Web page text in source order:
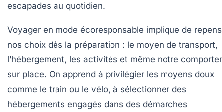
escapades au quotidien.
Voyager en mode écoresponsable implique de
nos choix dès la préparation : le moyen de transport,
l’hébergement, les activités et même notre
sur place. On apprend à privilégier les moyens doux
comme le train ou le vélo, à sélectionner des
hébergements engagés dans des démarches